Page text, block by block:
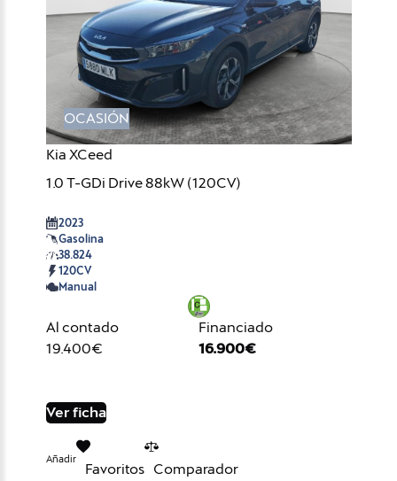
OCASIÓN
Kia XCeed
1.0 T-GDi Drive 88kW (120CV)
2023
Gasolina
38.824
120CV
Manual
Al contado
19.400€
Financiado
16.900€
Ver ficha
Añadir
Favoritos Comparador